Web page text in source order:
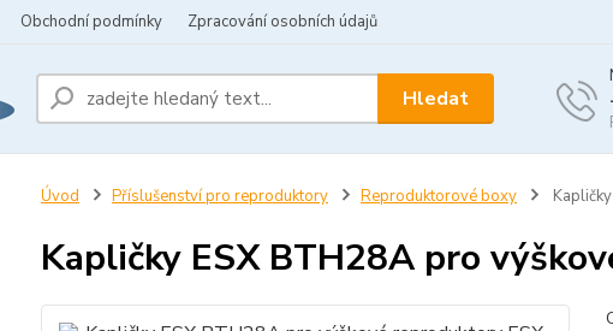
Obchodní podmínky Zpracování osobních údajů
Hledat
Úvod Příslušenství pro reproduktory Reproduktorové boxy
Kapličky ESX BTH28A pro